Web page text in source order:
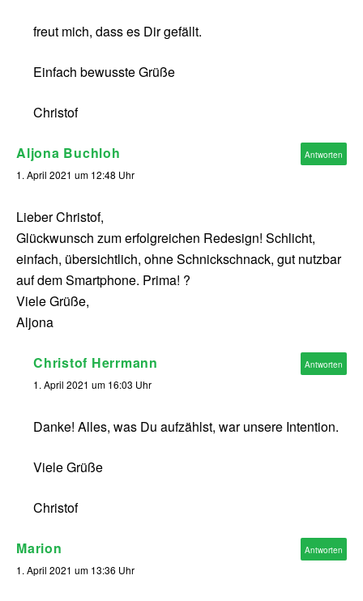
freut mich, dass es Dir gefällt.
Einfach bewusste Grüße
Christof
Aljona Buchloh
1. April 2021 um 12:48 Uhr
Lieber Christof,
Glückwunsch zum erfolgreichen Redesign! Schlicht,
einfach, übersichtlich, ohne Schnickschnack, gut nutzbar
auf dem Smartphone. Prima! ?
Viele Grüße,
Aljona
Antworten
Christof Herrmann
1. April 2021 um 16:03 Uhr
Danke! Alles, was Du aufzählst, war unsere Intention.
Viele Grüße
Christof
Antworten
Marion
1. April 2021 um 13:36 Uhr
Antworten